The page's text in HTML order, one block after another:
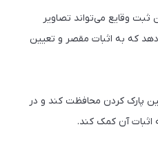
وقایع می‌تواند تصاویر
دهد که به اثبات مقصر و تعیین
پارک کردن محافظت کند و در
آن کمک کند.